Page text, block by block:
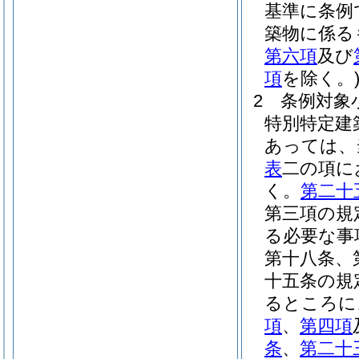
基準に条
築物に係
第六項及び
項を除く。)
2
条例対象
特別特定建
あっては
表二の項
く。 第二十
第三項の
る必要な
第十八条、
十五条の
るところ
項、 第四項
条、 第二十